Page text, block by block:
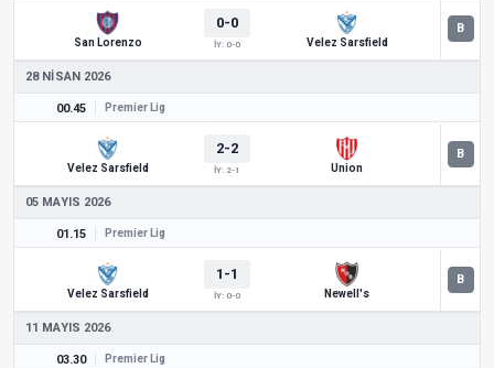
San Lorenzo
0-0
İY: 0-0 Velez Sarsfield
28 NISAN 2026
00.45 Premier Lig
Velez Sarsfield
2-2
İY: 2-1 Union
05 MAYIS 2026
01.15 Premier Lig
Velez Sarsfield
1-1
İY: 0-0 Newell's
11 MAYIS 2026
03.30 Premier Lig